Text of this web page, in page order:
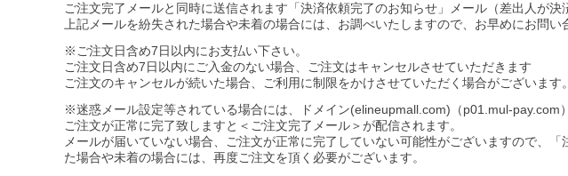
ご注文完了メールと同時に送信されます「決済依頼完了のお知らせ」メール（差出人が
上記メールを紛失された場合や未着の場合には、お調べいたしますので、お早めにお問い
※ご注文日含め7日以内にお支払い下さい。
ご注文日含め7日以内にご入金のない場合、ご注文はキャンセルさせていただきます
ご注文のキャンセルが続いた場合、ご利用に制限をかけさせていただく場合がございます
※迷惑メール設定等されている場合には、ドメイン(elineupmall.com)（p01.mul-pay.com
ご注文が正常に完了致しますと＜ご注文完了メール＞が配信されます。
メールが届いていない場合、ご注文が正常に完了していない可能性がございますので、
た場合や未着の場合には、再度ご注文を頂く必要がございます。